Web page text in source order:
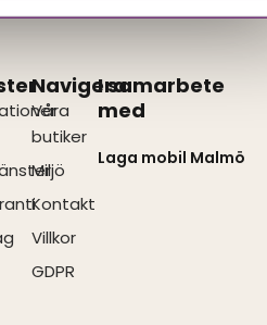
Navigera
Våra
butiker
Miljö
Kontakt
Villkor
GDPR
I samarbete
med
Laga mobil Malmö